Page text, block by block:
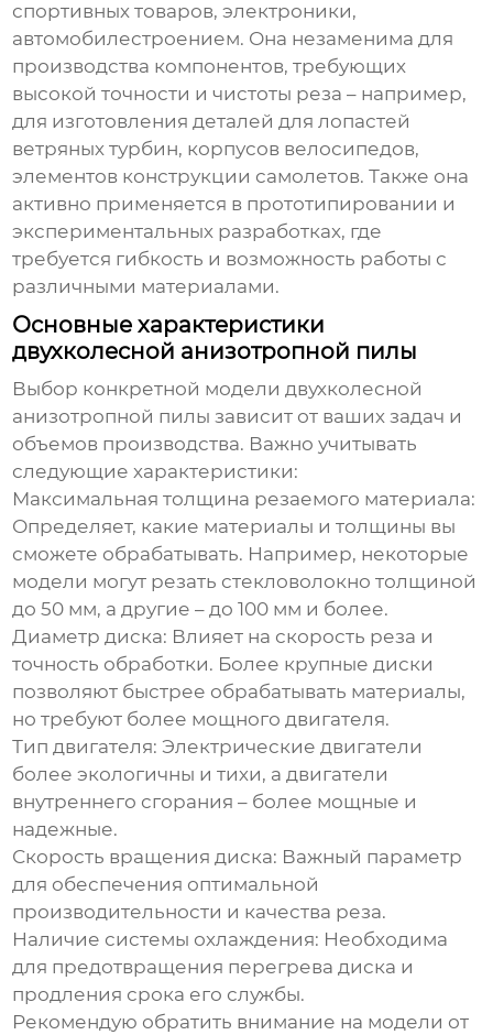
спортивных товаров, электроники,
автомобилестроением. Она незаменима для
производства компонентов, требующих
высокой точности и чистоты реза – например,
для изготовления деталей для лопастей
ветряных турбин, корпусов велосипедов,
элементов конструкции самолетов. Также она
активно применяется в прототипировании и
экспериментальных разработках, где
требуется гибкость и возможность работы с
различными материалами.
Основные характеристики
двухколесной анизотропной пилы
Выбор конкретной моделидвухколесной
анизотропной пилы зависит от ваших задач и
объемов производства. Важно учитывать
следующие характеристики:
Максимальная толщина резаемого материала:
Определяет, какие материалы и толщины вы
сможете обрабатывать. Например, некоторые
модели могут резать стекловолокно толщиной
до 50 мм, а другие – до 100 мм и более.
Диаметр диска: Влияет на скорость реза и
точность обработки. Более крупные диски
позволяют быстрее обрабатывать материалы,
но требуют более мощного двигателя.
Тип двигателя: Электрические двигатели
более экологичны и тихи, а двигатели
внутреннего сгорания – более мощные и
надежные.
Скорость вращения диска: Важный параметр
для обеспечения оптимальной
производительности и качества реза.
Наличие системы охлаждения: Необходима
для предотвращения перегрева диска и
продления срока его службы.
Рекомендую обратить внимание на модели от